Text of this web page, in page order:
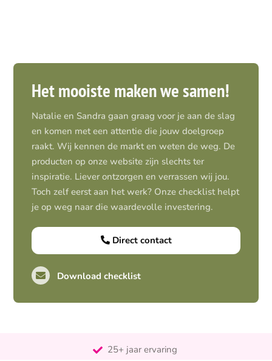
Het mooiste maken we samen!
Natalie en Sandra gaan graag voor je aan de slag
en komen met een attentie die jouw doelgroep
raakt. Wij kennen de markt en weten de weg. De
producten op onze website zijn slechts ter
inspiratie. Liever ontzorgen en verrassen wij jou.
Toch zelf eerst aan het werk? Onze checklist helpt
je op weg naar die waardevolle investering.
Direct contact
Download checklist
25+ jaar ervaring